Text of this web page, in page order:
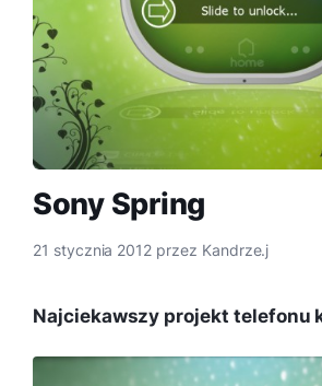
Sony Spring
21 stycznia 2012 przez Kandrze.j
Najciekawszy projekt telefonu